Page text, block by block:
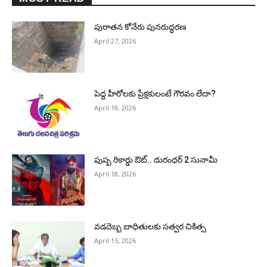
పురాత‌న కోనేరు పున‌రుద్ధ‌ర‌ణ
April 27, 2026
పెద్ద హీరోల‌కు ప్రేక్ష‌కులంటే గౌర‌వం లేదా?
April 18, 2026
పుష్ప రికార్డు ఔట్‌.. దురంధ‌ర్ 2 సునామీ
April 18, 2026
వడదెబ్బ బాధితులకు సత్వర చికిత్స
April 15, 2026